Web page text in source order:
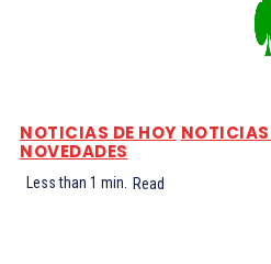
NOTICIAS DE HOY NOTICIAS
NOVEDADES
Less than 1 min. Read